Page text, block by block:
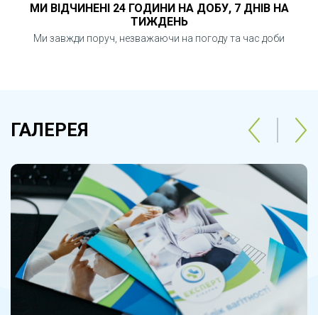
МИ ВІДЧИНЕНІ 24 ГОДИНИ НА ДОБУ, 7 ДНІВ НА
ТИЖДЕНЬ
Ми завжди поруч, незважаючи на погоду та час доби
ГАЛЕРЕЯ